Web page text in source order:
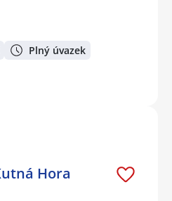
Plný úvazek
Hora